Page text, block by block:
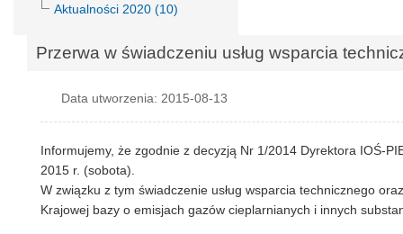
Aktualności 2020 (10)
Przerwa w świadczeniu usług wsparcia
Data utworzenia: 2015-08-13
Informujemy, że zgodnie z decyzją Nr 1/2014 Dyrektora IOŚ-
2015 r. (sobota).
W związku z tym świadczenie usług wsparcia technicznego
Krajowej bazy o emisjach gazów cieplarnianych i innych